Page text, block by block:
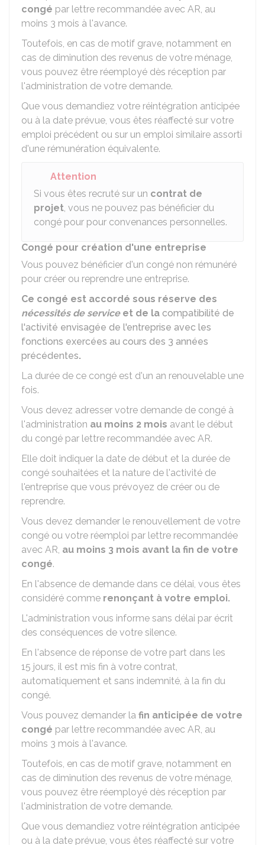
congé par lettre recommandée avec AR, au
moins 3 mois à l'avance.
Toutefois, en cas de motif grave, notamment en
cas de diminution des revenus de votre ménage,
vous pouvez être réemployé dès réception par
l'administration de votre demande.
Que vous demandiez votre réintégration anticipée
ou à la date prévue, vous êtes réaffecté sur votre
emploi précédent ou sur un emploi similaire assorti
d'une rémunération équivalente.
Attention
Si vous êtes recruté sur un contrat de
projet, vous ne pouvez pas bénéficier du
congé pour pour convenances personnelles.
Congé pour création d'une entreprise
Vous pouvez bénéficier d'un congé non rémunéré
pour créer ou reprendre une entreprise.
Ce congé est accordé sous réserve des
nécessités de serviceet de la compatibilité de
l'activité envisagée de l'entreprise avec les
fonctions exercées au cours des 3 années
précédentes.
La durée de ce congé est d'un an renouvelable une
fois.
Vous devez adresser votre demande de congé à
l'administration au moins 2 mois avant le début
du congé par lettre recommandée avec AR.
Elle doit indiquer la date de début et la durée de
congé souhaitées et la nature de l'activité de
l'entreprise que vous prévoyez de créer ou de
reprendre.
Vous devez demander le renouvellement de votre
congé ou votre réemploi par lettre recommandée
avec AR, au moins 3 mois avant la fin de votre
congé.
En l'absence de demande dans ce délai, vous êtes
considéré comme renonçant à votre emploi.
L'administration vous informe sans délai par écrit
des conséquences de votre silence.
En l'absence de réponse de votre part dans les
15 jours, il est mis fin à votre contrat,
automatiquement et sans indemnité, à la fin du
congé.
Vous pouvez demander la fin anticipée de votre
congé par lettre recommandée avec AR, au
moins 3 mois à l'avance.
Toutefois, en cas de motif grave, notamment en
cas de diminution des revenus de votre ménage,
vous pouvez être réemployé dès réception par
l'administration de votre demande.
Que vous demandiez votre réintégration anticipée
ou à la date prévue, vous êtes réaffecté sur votre